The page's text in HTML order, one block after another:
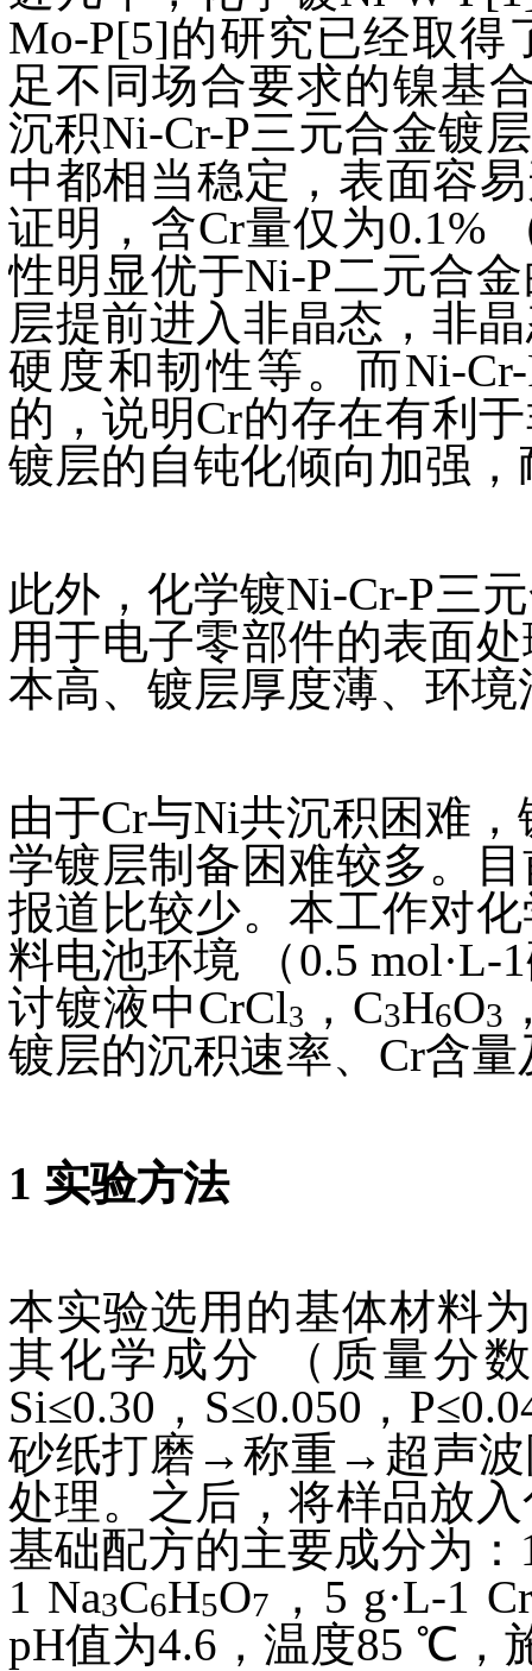
Mo-P[5]的研究已经取
足不同场合要求的镍基
沉积Ni-Cr-P三元合金镀
中都相当稳定，表面容
证明，含Cr量仅为0.1%
性明显优于Ni-P二元合
层提前进入非晶态，非
硬度和韧性等。而Ni-
的，说明Cr的存在有利
镀层的自钝化倾向加强
此外，化学镀Ni-Cr-P三
用于电子零部件的表面
本高、镀层厚度薄、环
由于Cr与Ni共沉积困难
学镀层制备困难较多。
报道比较少。本工作对
料电池环境 （0.5
讨镀液中CrCl3 ，C3H6O3
镀层的沉积速率、Cr含
1 实验方法
本实验选用的基体材料
其化学成分 （质量分数
Si≤0.30，S≤0.050，
砂纸打磨→称重→超声
处理。之后，将样品放
基础配方的主要成分为：
1 Na3C6H5O7 ，5 g·L-1
pH值为4.6，温度85 ℃，